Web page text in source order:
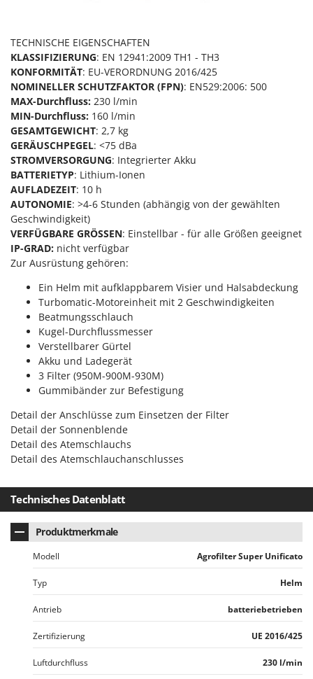
Rührtöpfe mit Elektrischem Rührwerk
Rupfmaschinen
S
Sämaschinen und Düngerstreuer
Scheibenpflüge
Schneefräsen
Schneeräumer
Schrotmühlen - elektrisch
Schwader für Traktoren
Schweißgeräte
Seilwinden - Motorseilwinden
Sichelmähwerke für Traktoren
Sichelmulcher für Traktoren
Sortierer für Oliven
Sprühgeräte für Pflanzenbehandlung
Stäubegeräte für Traktor
Staubsauger - Elektrobesen
T
Teppichreiniger und Teppichbodenreiniger
Tomatenpressen
Tragbare Powerstationen
Traktor-Heckenscheren mit Ausleger
Umkehrfräsen
Vakuumiergeräte
Vertikutierer
Gre
GreenBay
Greenworks
GRIFO
GVS
GYS
H
Hailo
Helvi
Henx
HiKOKI
Idromatic
Il-Tec
Imperia
Infaco
Intec
Intex
Iseki
Italyco
J JOLLY ITALIA
KAAZ
Karcher
Kasco
Kemper
Kenwood
Keter
TECHNISCHE EIGENSCHAFTEN
KLASSIFIZIERUNG: EN 12941:2009 TH1 - TH3
KONFORMITÄT: EU-VERORDNUNG 2016/425
NOMINELLER SCHUTZFAKTOR (FPN): EN529:2006: 500
MAX-Durchfluss: 230 l/min
MIN-Durchfluss: 160 l/min
GESAMTGEWICHT: 2,7 kg
GERÄUSCHPEGEL: <75 dBa
STROMVERSORGUNG: Integrierter Akku
BATTERIETYP: Lithium-Ionen
AUFLADEZEIT: 10 h
AUTONOMIE: >4-6 Stunden (abhängig von der gewählten
Geschwindigkeit)
VERFÜGBARE GRÖSSEN: Einstellbar - für alle Größen geeignet
IP-GRAD: nicht verfügbar
Zur Ausrüstung gehören:
Ein Helm mit aufklappbarem Visier und Halsabdeckung
Turbomatic-Motoreinheit mit 2 Geschwindigkeiten
Beatmungsschlauch
Kugel-Durchflussmesser
Verstellbarer Gürtel
Akku und Ladegerät
3 Filter (950M-900M-930M)
Gummibänder zur Befestigung
Detail der Anschlüsse zum Einsetzen der Filter
Detail der Sonnenblende
Detail des Atemschlauchs
Detail des Atemschlauchanschlusses
Technisches Datenblatt
Produktmerkmale
Modell Agrofilter Super Unificato
Typ Helm
Antrieb batteriebetrieben
Zertifizierung UE 2016/425
Luftdurchfluss 230 l/min